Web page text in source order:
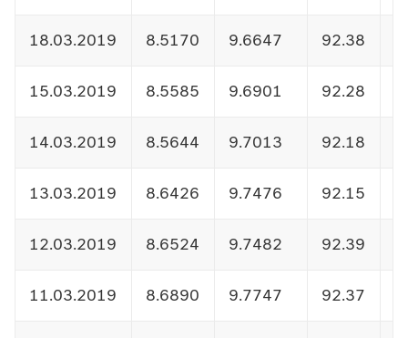
18.03.2019 8.5170 9.6647 92.38
15.03.2019 8.5585 9.6901 92.28
14.03.2019 8.5644 9.7013 92.18
13.03.2019 8.6426 9.7476 92.15
12.03.2019 8.6524 9.7482 92.39
11.03.2019 8.6890 9.7747 92.37